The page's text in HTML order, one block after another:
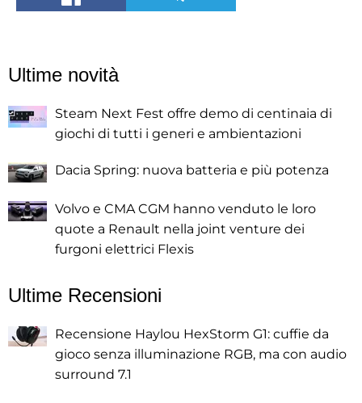
Ultime novità
Steam Next Fest offre demo di centinaia di
giochi di tutti i generi e ambientazioni
Dacia Spring: nuova batteria e più potenza
Volvo e CMA CGM hanno venduto le loro
quote a Renault nella joint venture dei
furgoni elettrici Flexis
Ultime Recensioni
Recensione Haylou HexStorm G1: cuffie da
gioco senza illuminazione RGB, ma con audio
surround 7.1